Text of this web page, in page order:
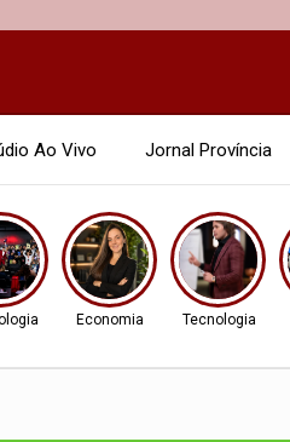
Ao Vivo Jornal Província
Economia Tecnologia